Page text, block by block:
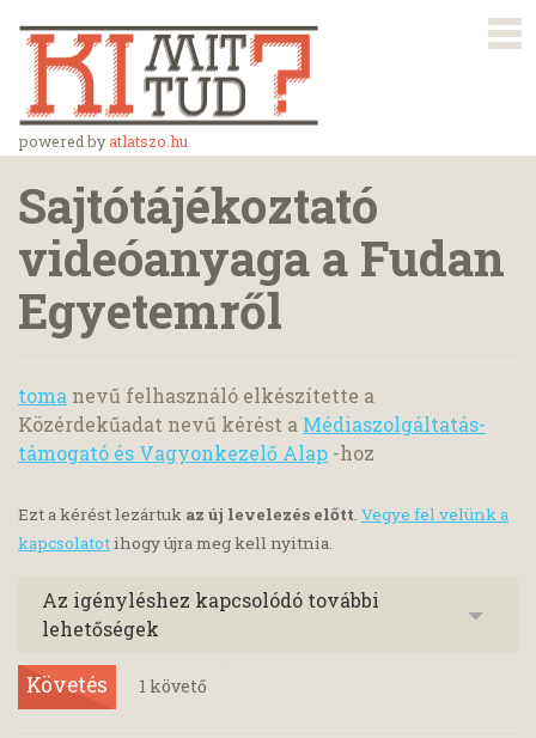
powered byatlatszo.hu
Sajtótájékoztató
videóanyaga a Fudan
Egyetemről
toma nevű felhasználó elkészítette a
Közérdekűadat nevű kérést a Médiaszolgáltatás-
támogató és Vagyonkezelő Alap -hoz
Ezt a kérést lezártuk az új levelezés előtt. Vegye fel velünk a
kapcsolatotihogy újra meg kell nyitnia.
Az igényléshez kapcsolódó további
lehetőségek
Követés 1 követő